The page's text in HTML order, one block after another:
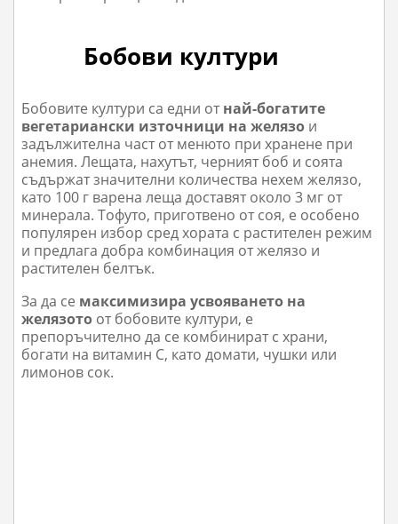
Бобови култури
Бобовите култури са едни отнай-богатите
вегетариански източници на желязо и
задължителна част от менюто при хранене при
анемия. Лещата, нахутът, черният боб и соята
съдържат значителни количества нехем желязо,
като 100 г варена леща доставят около 3 мг от
минерала. Тофуто, приготвено от соя, е особено
популярен избор сред хората с растителен режим
и предлага добра комбинация от желязо и
растителен белтък.
За да се максимизира усвояването на
желязото от бобовите култури, е
препоръчително да се комбинират с храни,
богати на витамин С, като домати, чушки или
лимонов сок.